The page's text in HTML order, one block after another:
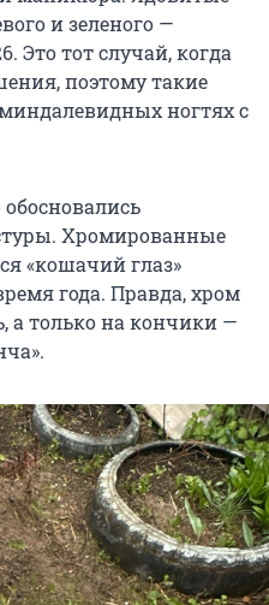
и зеленого —
Это тот случай, когда
поэтому такие
ногтях с
Хромированные
«кошачий глаз»
года. Правда, хром
а только на кончики —